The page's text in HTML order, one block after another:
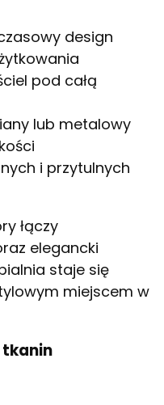
design
pod całą
lub metalowy
i przytulnych
łączy
elegancki
staje się
miejscem w